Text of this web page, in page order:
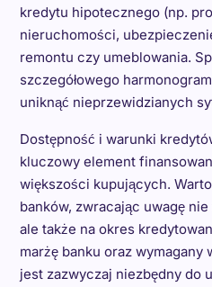
kredytu hipotecznego (np.
nieruchomości,
remontu czy umeblowania.
szczegółowego
uniknąć nieprzewidzianych
Dostępność i warunki
kluczowy element
większości kupujących.
banków, zwracając uwagę
ale także na okres
marżę banku oraz wymagany
jest zazwyczaj niezbędny do